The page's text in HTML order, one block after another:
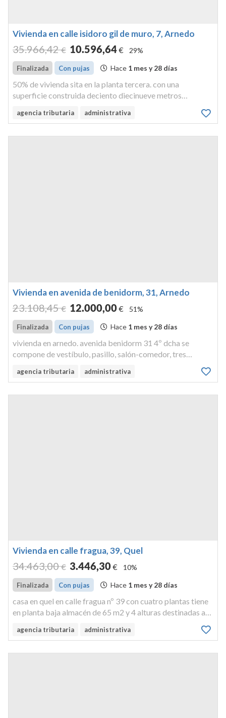
Vivienda en calle isidoro gil de muro, 7, Arnedo
35.966,42 € 10.596,64€ 29%
Finalizada Con pujas Hace 1 mes y 28 días
50% de vivienda sita en la planta tercera. con una
superficie construida deciento diecinueve metros
ocupa la totalidad de la planta. compuesta de entrada,
agencia tributaria administrativa
Vivienda en avenida de benidorm, 31, Arnedo
23.108,45 € 12.000,00€ 51%
Finalizada Con pujas Hace 1 mes y 28 días
vivienda en arnedo. avenida benidorm 31 4º dcha se
compone de vestíbulo, pasillo, salón-comedor, tres
dormitorios. área edificada construida: 118,73 m2. área
agencia tributaria administrativa
Vivienda en calle fragua, 39, Quel
34.463,00 € 3.446,30€ 10%
Finalizada Con pujas Hace 1 mes y 28 días
casa en quel en calle fragua nº 39 con cuatro plantas tiene
en planta baja almacén de 65 m2 y 4 alturas destinadas a
- quel (la rioja).
agencia tributaria administrativa